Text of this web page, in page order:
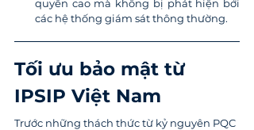
quyền cao mà không bị phát hiện bởi
các hệ thống giám sát thông thường.
Tối ưu bảo mật từ
IPSIP Việt Nam
Trước những thách thức từ kỷ nguyên PQC